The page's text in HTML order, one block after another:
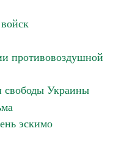
противовоздушной
свободы Украины
эскимо